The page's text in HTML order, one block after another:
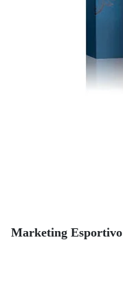
Marketing Esportivo